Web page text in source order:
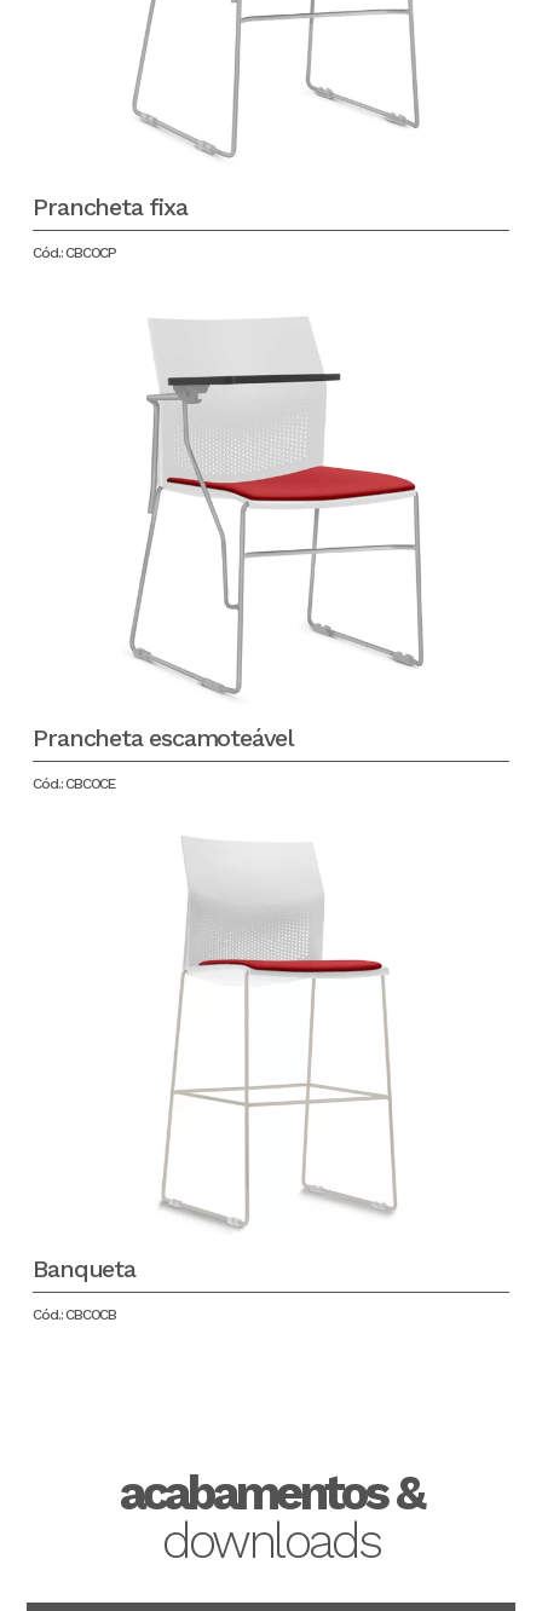
Prancheta fixa
Cód.: CBCOCP
Prancheta escamoteável
Cód.: CBCOCE
Banqueta
Cód.: CBCOCB
acabamentos &
downloads